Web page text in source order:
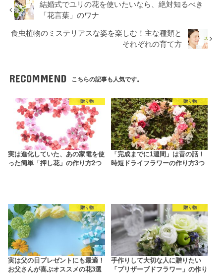
結婚式でユリの花を使いたいなら、絶対知るべき
「花言葉」のワナ
食虫植物のミステリアスな姿を楽しむ！主な種類と
それぞれの育て方
RECOMMEND こちらの記事も人気です。
贈り物
実は進化していた、あの家電を使
った簡単「押し花」の作り方2つ
贈り物
「完成までに1週間」は昔の話！
時短ドライフラワーの作り方3つ
贈り物
実は父の日プレゼントにも最適！
お父さんが喜ぶオススメの花3選
贈り物
手作りして大切な人に贈りたい
「プリザーブドフラワー」の作り